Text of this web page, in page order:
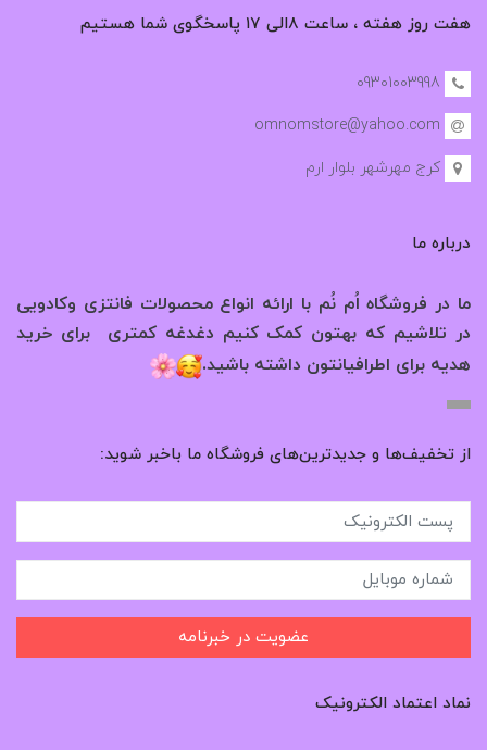
هفت روز هفته ، ساعت ۸الی ۱۷ پاسخگوی شما هستیم
09301003998
omnomstore@yahoo.com
کرج مهرشهر بلوار ارم
درباره ما
ما در فروشگاه اُم نُم با ارائه انواع محصولات فانتزی وکادویی
در تلاشیم که بهتون کمک کنیم دغدغه کمتری برای خرید
هدیه برای اطرافیانتون داشته باشید.
از تخفیف‌ها و جدیدترین‌های فروشگاه ما باخبر شوید:
عضویت در خبرنامه
نماد اعتماد الکترونیک